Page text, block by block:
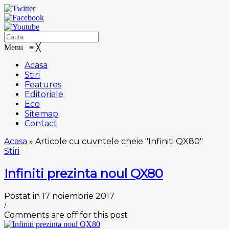
Menu ≡ ╳
Acasa
Stiri
Features
Editoriale
Eco
Sitemap
Contact
Acasa » Articole cu cuvntele cheie "Infiniti QX80"
Stiri
Infiniti prezinta noul QX80
Postat in 17 noiembrie 2017
/
Comments are off for this post